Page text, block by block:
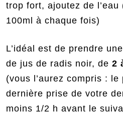
trop fort, ajoutez de
100ml à chaque fois)
L’idéal est de prendre une
de jus de radis noir, de 2
(vous l’aurez compris :
dernière prise de votre
moins 1/2 h avant le